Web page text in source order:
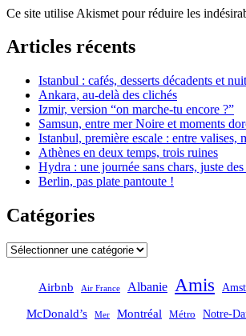
Ce site utilise Akismet pour réduire les
Articles récents
Istanbul : cafés, desserts décadents et
Ankara, au-delà des clichés
Izmir, version “on marche-tu encore ?”
Samsun, entre mer Noire et moments
Istanbul, première escale : entre valises,
Athènes en deux temps, trois ruines
Hydra : une journée sans chars, juste
Berlin, pas plate pantoute !
Catégories
Catégories
Airbnb Air France Albanie Amis
McDonald’s Mer Montréal Métro Notre-